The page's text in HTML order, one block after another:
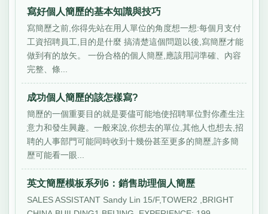
寫好個人簡歷的基本知識與技巧
寫簡歷之前,你得先站在用人單位的角度想一想:每個月支付
工資招聘員工,目的是什麼 搞清楚這個問題以後,寫簡歷才能
做到有的放矢。 一份合格的個人簡歷,應該用詞準確、內容
完整、條...
成功個人簡歷的該怎樣寫?
簡歷的一個重要目的就是要儘可能地使招聘單位對你產生注
意力和發生興趣。一般來說,你想去的單位,其他人也想去,招
聘的人事部門可能同時收到十幾份甚至更多的簡歷,許多簡
歷可能看一眼...
英文簡歷模板系列6：銷售助理個人簡歷
SALES ASSISTANT Sandy Lin 15/F,TOWER2 ,BRIGHT